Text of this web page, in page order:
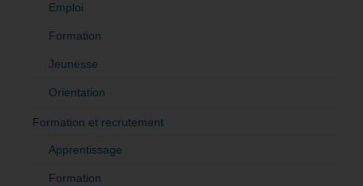
Emploi
Formation
Jeunesse
Orientation
Formation et recrutement
Apprentissage
Formation